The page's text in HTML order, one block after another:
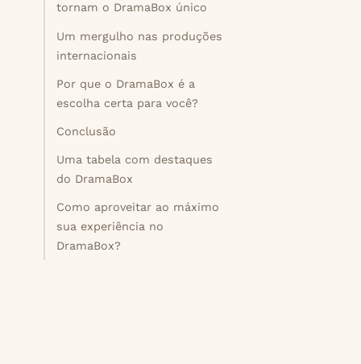
tornam o DramaBox único
Um mergulho nas produções
internacionais
Por que o DramaBox é a
escolha certa para você?
Conclusão
Uma tabela com destaques
do DramaBox
Como aproveitar ao máximo
sua experiência no
DramaBox?